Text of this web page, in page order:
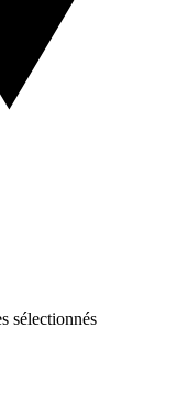
sélectionnés